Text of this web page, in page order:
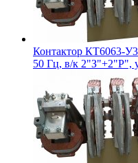
Контактор КТ6063-
50 Гц, в/к 2"З"+2"Р",